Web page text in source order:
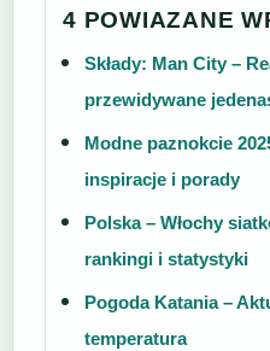
4 POWIAZANE
Składy: Man City –
przewidywane
Modne paznokcie
inspiracje i porady
Polska – Włochy
rankingi i statystyki
Pogoda Katania –
temperatura